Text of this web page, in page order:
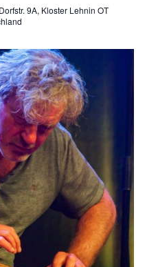
9A, Kloster Lehnin OT